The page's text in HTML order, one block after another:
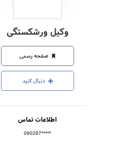
شرکت‌ها،
سازمان‌ها
و
روابط
عمومی‌ها
وکیل ورشکستگی
صفحه رسمی
دنبال کنید
اطلاعات تماس
090287*****